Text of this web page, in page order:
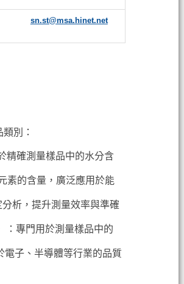
sn.st@msa.hinet.net
別：
精確測量樣品中的水分含
素的含量，廣泛應用於能
分析，提升測量效率與準確
：專門用於測量樣品中的
電子、半導體等行業的品質